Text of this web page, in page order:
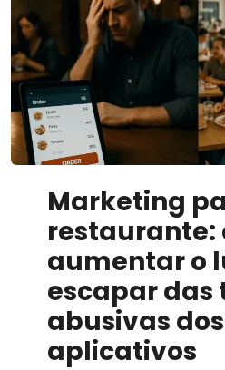
Marketing
restaurante:
aumentar o
escapar das
abusivas dos
aplicativos